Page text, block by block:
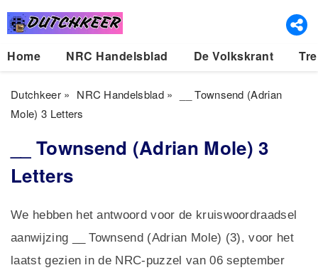
Home NRC Handelsblad De Volkskrant
Dutchkeer» NRC Handelsblad »
__ Townsend (Adrian
Mole) 3 Letters
__ Townsend (Adrian Mole) 3
Letters
We hebben het antwoord voor de kruiswoordraadsel
aanwijzing __ Townsend (Adrian Mole) (3), voor het
laatst gezien in de NRC-puzzel van 06 september